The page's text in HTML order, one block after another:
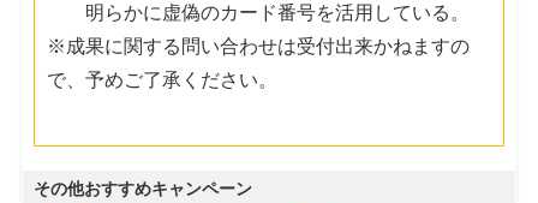
明らかに虚偽のカード番号を活用している。
※成果に関する問い合わせは受付出来かねますの
で、予めご了承ください。
その他おすすめキャンペーン